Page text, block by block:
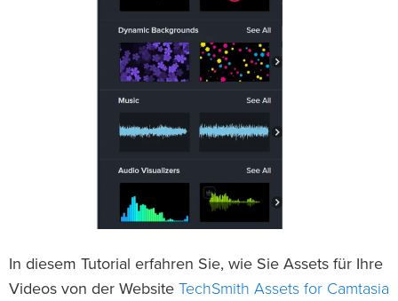
In diesem Tutorial erfahren Sie, wie Sie Assets für Ihre
Videos von der Website TechSmith Assets for Camtasia